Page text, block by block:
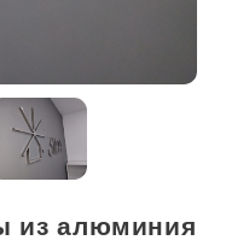
из алюминия